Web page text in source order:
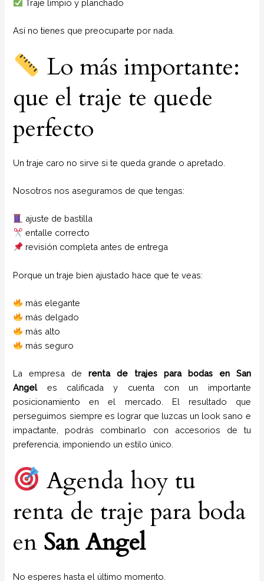
Traje limpio y planchado
Así no tienes que preocuparte por nada.
Lo más importante:
que el traje te quede
perfecto
Un traje caro no sirve si te queda grande o apretado.
Nosotros nos aseguramos de que tengas:
ajuste de bastilla
entalle correcto
revisión completa antes de entrega
Porque un traje bien ajustado hace que te veas:
más elegante
más delgado
más alto
más seguro
La empresa derenta de trajes para bodas en San
Angel
es calificada y cuenta con un importante
posicionamiento en el mercado. El resultado que
perseguimos siempre es lograr que luzcas un look sano e
impactante, podrás combinarlo con accesorios de tu
preferencia, imponiendo un estilo único.
Agenda hoy tu
renta de traje para boda
en San Angel
No esperes hasta el último momento.